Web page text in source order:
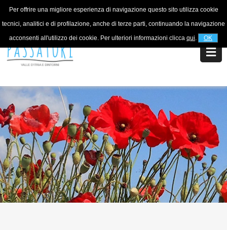
Per offrire una migliore esperienza di navigazione questo sito utilizza cookie
tecnici, analitici e di profilazione, anche di terze parti, continuando la navigazione
acconsenti all'utilizzo dei cookie. Per ulteriori informazioni clicca qui. OK
For information+39 320 5753268